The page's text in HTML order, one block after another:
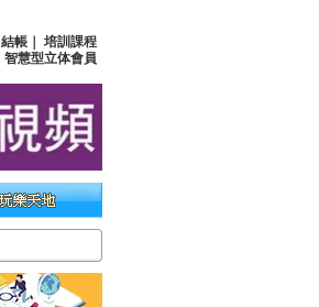
結帳
培訓課程
智慧型立体會員